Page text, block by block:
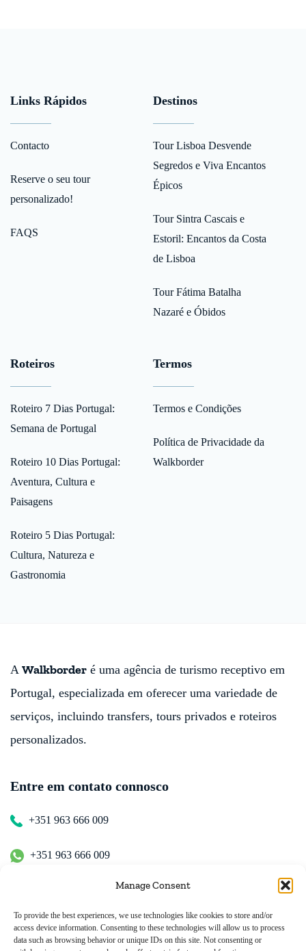
Manage Consent
To provide the best experiences, we use technologies like cookies to store and/or
access device information. Consenting to these technologies will allow us to process
data such as browsing behavior or unique IDs on this site. Not consenting or
Links Rápidos
Contacto
Reserve o seu tour
personalizado!
FAQS
Destinos
Tour Lisboa Desvende
Segredos e Viva Encantos
Épicos
Tour Sintra Cascais e
Estoril: Encantos da Costa
de Lisboa
Tour Fátima Batalha
Nazaré e Óbidos
Roteiros
Roteiro 7 Dias Portugal:
Semana de Portugal
Roteiro 10 Dias Portugal:
Aventura, Cultura e
Paisagens
Roteiro 5 Dias Portugal:
Cultura, Natureza e
Gastronomia
Termos
Termos e Condições
Política de Privacidade da
Walkborder
A Walkborder é uma agência de turismo receptivo em
Portugal, especializada em oferecer uma variedade de
serviços, incluindo transfers, tours privados e roteiros
personalizados.
Entre em contato connosco
+351 963 666 009
+351 963 666 009
Contacte-nos